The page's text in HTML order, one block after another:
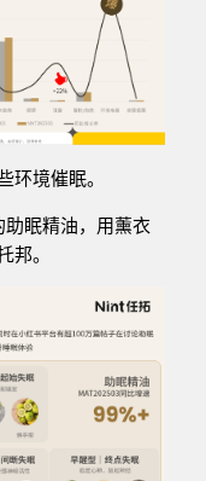
境催眠。
眠精油，用薰衣
。